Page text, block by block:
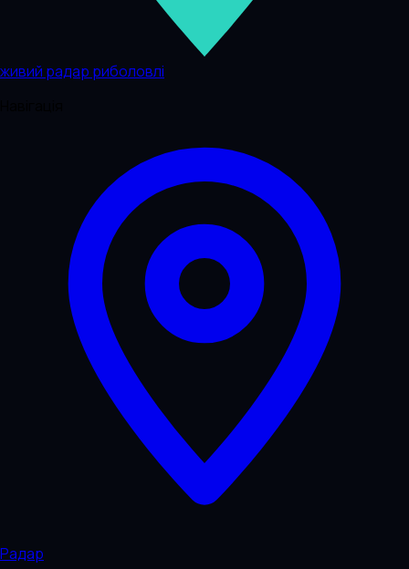
живий радар риболовлі
Радар